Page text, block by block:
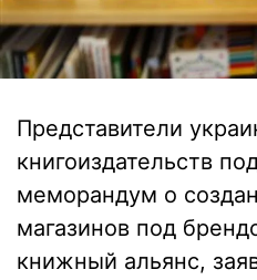
Представители
книгоиздательств
меморандум о
магазинов под
книжный альянс,